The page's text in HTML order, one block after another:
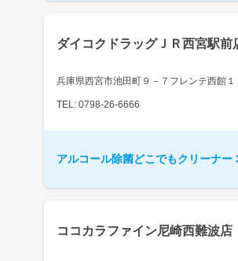
ダイコクドラッグＪＲ西宮駅前
兵庫県西宮市池田町９－７フレンテ西館１
TEL: 0798-26-6666
アルコール除菌どこでもクリーナー
ココカラファイン尼崎西難波店